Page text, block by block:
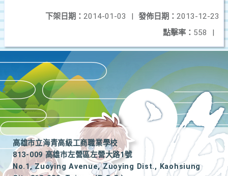
發佈日期： 2013-12-23
下架日期： 2014-01-03
|
點擊率： 558 |
高雄市立海青高級工商職業學校
813-009 高雄市左營區左營大路1號
No.1, Zuoying Avenue, Zuoying Dist., Kaohsiung